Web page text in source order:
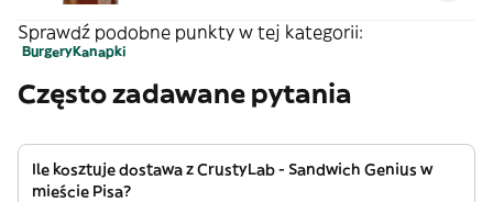
Sprawdź podobne punkty w tej kategorii:
BurgeryKanapki
Często zadawane pytania
Ile kosztuje dostawa z CrustyLab - Sandwich Genius w
mieście Pisa?